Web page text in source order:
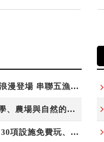
「東北角外澳月夜」8/22-8/23浪漫登場 串聯五漁村、音樂、市集、火舞與慢旅共度夏夜
嘉義鹿草夏日探索趣！結合科學、農場與自然的親子小旅行
高雄最大親子遊樂園8/8開幕！30項設施免費玩、YOYO家族嗨翻暑假